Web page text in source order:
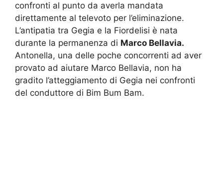
confronti al punto da averla mandata
direttamente al televoto per l’eliminazione.
L’antipatia tra Gegia e la Fiordelisi è nata
durante la permanenza di Marco Bellavia.
Antonella, una delle poche concorrenti ad aver
provato ad aiutare Marco Bellavia, non ha
gradito l’atteggiamento di Gegia nei confronti
del conduttore di Bim Bum Bam.